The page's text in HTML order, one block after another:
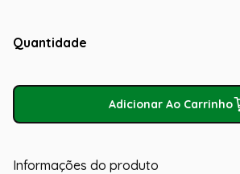
Quantidade
Adicionar Ao Carrinho
Informações do produto